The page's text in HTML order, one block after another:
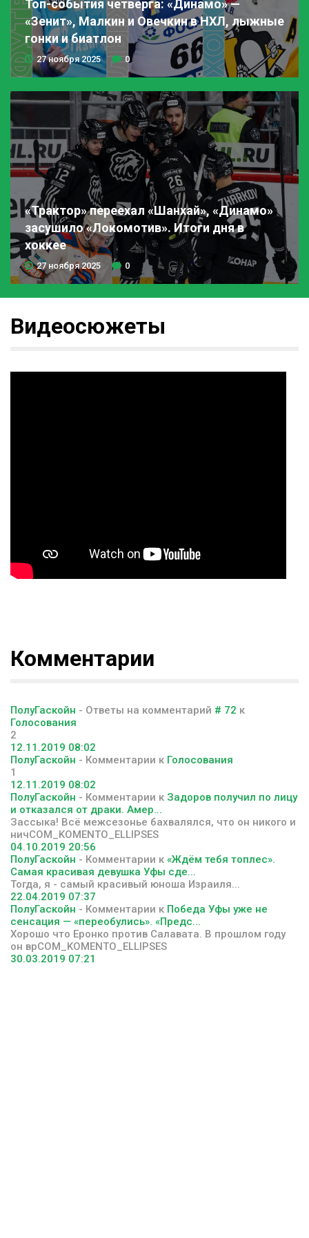
Топ-события четверга: «Динамо»—
«Зенит», Малкин и ОвечкинвНХЛ, лыжные
гонкиибиатлон
27 ноября 2025 0
«Трактор»переехал «Шанхай», «Динамо»
засушило«Локомотив». Итоги дняв
хоккее
27 ноября 2025 0
Видеосюжеты
Комментарии
ПолуГаскойн - Ответы на комментарий # 72 к
Голосования
2
12.11.2019 08:02
ПолуГаскойн - Комментарии к Голосования
1
12.11.2019 08:02
ПолуГаскойн - Комментарии к Задоров получил по лицу
и отказался от драки. Амер...
Зассыка! Всё межсезонье бахвалялся, что он никого и
ничCOM_KOMENTO_ELLIPSES
04.10.2019 20:56
ПолуГаскойн - Комментарии к «Ждём тебя топлес».
Самая красивая девушка Уфы сде...
Тогда, я - самый красивый юноша Израиля...
22.04.2019 07:37
ПолуГаскойн - Комментарии к Победа Уфы уже не
сенсация — «переобулись». «Предс...
Хорошо что Еронко против Салавата. В прошлом году
он врCOM_KOMENTO_ELLIPSES
30.03.2019 07:21